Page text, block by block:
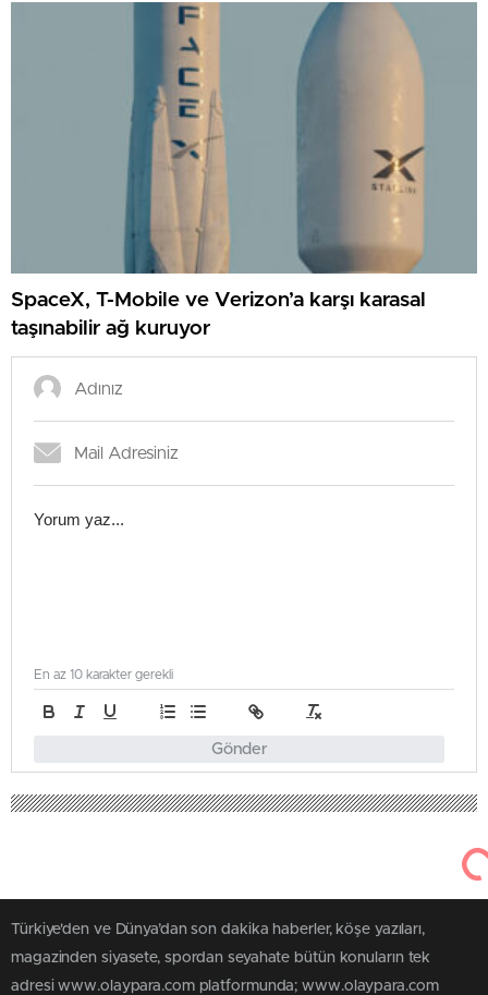
SpaceX, T-Mobile ve Verizon’a karşı karasal
taşınabilir ağ kuruyor
Gönder
En az 10 karakter gerekli
Türkiye'den ve Dünya’dan son dakika haberler, köşe yazıları,
magazinden siyasete, spordan seyahate bütün konuların tek
adresi www.olaypara.com platformunda; www.olaypara.com